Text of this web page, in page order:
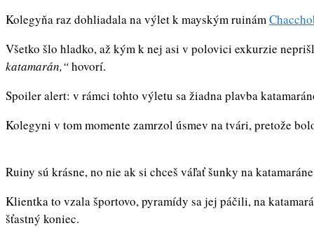
Kolegyňa raz dohliadala na výlet k mayským ruinám
Všetko šlo hladko, až kým k nej asi v polovici exkurzie
katamarán,“hovorí.
Spoiler alert: v rámci tohto výletu sa žiadna plavba
Kolegyni v tom momente zamrzol úsmev na tvári, pretože
Ruiny sú krásne, no nie ak si chceš váľať šunky na katamaráne
Klientka to vzala športovo, pyramídy sa jej páčili, na
šťastný koniec.